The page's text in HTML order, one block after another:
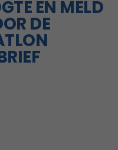
EN MELD
DE